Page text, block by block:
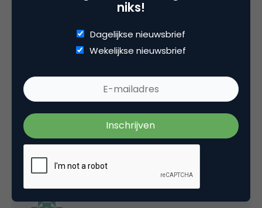
25 juni 2006 om 16:39
Frank
26 juni 2006 om 04:48
niks!
Dagelijkse nieuwsbrief
Wekelijkse nieuwsbrief